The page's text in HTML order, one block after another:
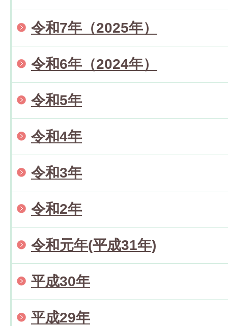
令和7年（2025年）
令和6年（2024年）
令和5年
令和4年
令和3年
令和2年
令和元年(平成31年)
平成30年
平成29年